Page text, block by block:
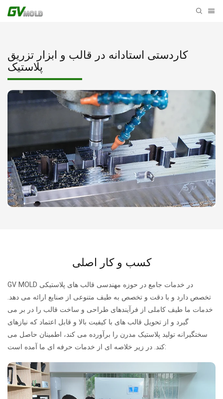
کاردستی استادانه در قالب و ابزار تزریق
پلاستیک
کسب و کار اصلی
GV MOLD در خدمات جامع در حوزه مهندسی قالب های پلاستیکی
تخصص دارد و با دقت و تخصص به طیف متنوعی از صنایع ارائه می دهد.
خدمات ما طیف کاملی از فرآیندهای طراحی و ساخت قالب را در بر می
گیرد و از تحویل قالب های با کیفیت بالا و قابل اعتماد که نیازهای
سختگیرانه تولید پلاستیک مدرن را برآورده می کند، اطمینان حاصل می
کند. در زیر خلاصه ای از خدمات حرفه ای ما آمده است: